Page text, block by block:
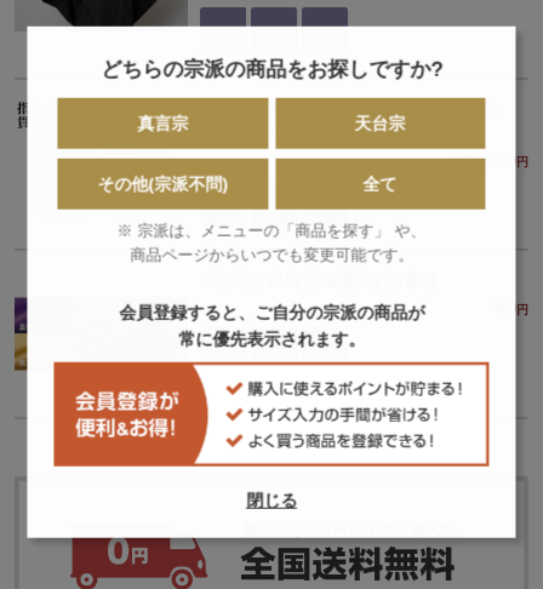
浅黄八藤正絹堅地 長袴（指貫）
￥252,000円
￥0円
どちらの宗派の商品をお探しですか?
真言宗 天台宗
その他(宗派不問) 全て
※ 宗派は、メニューの「商品を探す」 や、
商品ページからいつでも変更可能です。
会員登録すると、ご自分の宗派の商品が
常に優先表示されます。
閉じる